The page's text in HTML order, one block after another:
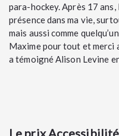
para-hockey. Après 17
présence dans ma vie,
mais aussi comme
Maxime pour tout et merci
a témoigné Alison Levine
Le prix